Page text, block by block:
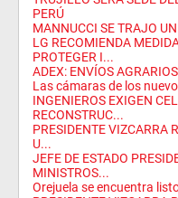
PERÚ
MANNUCCI SE TRAJO
LG RECOMIENDA
PROTEGER I...
ADEX: ENVÍOS
Las cámaras de los
INGENIEROS EXIGEN
RECONSTRUC...
PRESIDENTE VIZCARRA
U...
JEFE DE ESTADO
MINISTROS...
Orejuela se encuentra